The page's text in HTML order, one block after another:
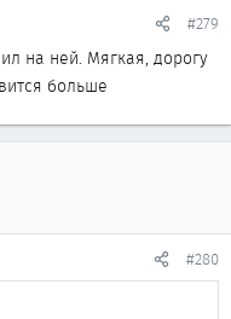
#279
на ней. Мягкая, дорогу
больше
#280